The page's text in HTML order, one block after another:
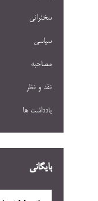
سخنرانی
سیاسی
مصاحبه
نقد و نظر
یادداشت ها
بایگانی